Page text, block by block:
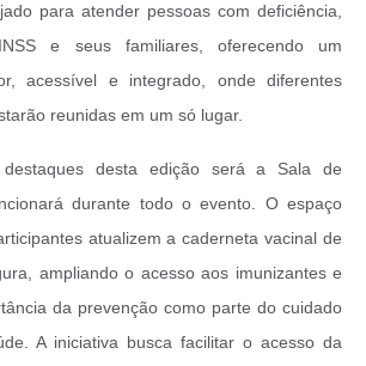
para atender pessoas com deficiência,
e seus familiares, oferecendo um
acessível e integrado, onde diferentes
reunidas em um só lugar.
desta edição será a Sala de
durante todo o evento. O espaço
atualizem a caderneta vacinal de
ampliando o acesso aos imunizantes e
da prevenção como parte do cuidado
A iniciativa busca facilitar o acesso da